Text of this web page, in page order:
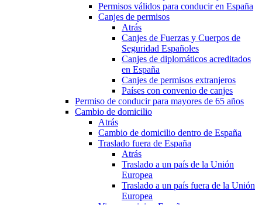
Permisos válidos para conducir en España
Canjes de permisos
Atrás
Canjes de Fuerzas y Cuerpos de
Seguridad Españoles
Canjes de diplomáticos acreditados
en España
Canjes de permisos extranjeros
Países con convenio de canjes
Permiso de conducir para mayores de 65 años
Cambio de domicilio
Atrás
Cambio de domicilio dentro de España
Traslado fuera de España
Atrás
Traslado a un país de la Unión
Europea
Traslado a un país fuera de la Unión
Europea